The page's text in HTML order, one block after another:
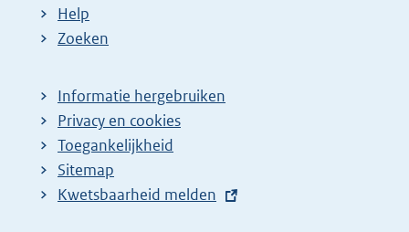
Help
Zoeken
Informatie hergebruiken
Privacy en cookies
Toegankelijkheid
Sitemap
E
Kwetsbaarheid melden